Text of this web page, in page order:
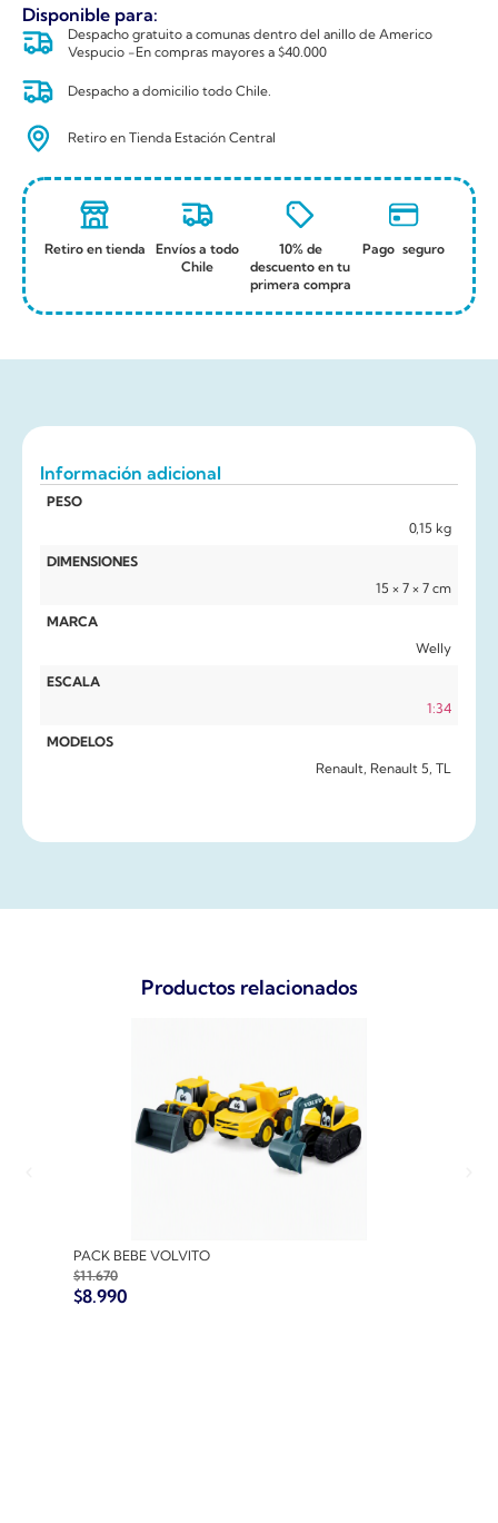
Disponible para:
Despacho gratuito a comunas dentro del anillo de Americo
Vespucio -En compras mayores a $40.000
Despacho a domicilio todo Chile.
Retiro en Tienda Estación Central
Retiro en tienda
Envíos a todo
Chile
10% de
descuento en tu
primera compra
Pago seguro
Información adicional
PESO
0,15 kg
DIMENSIONES
15 × 7 × 7 cm
MARCA
Welly
ESCALA
1:34
MODELOS
Renault, Renault 5, TL
Productos relacionados
PACK BEBE VOLVITO
$11.670
$8.990